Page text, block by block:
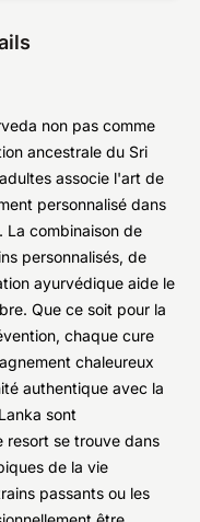
non pas comme
ancestrale du Sri
associe l'art de
personnalisé dans
La combinaison de
personnalisés, de
ayurvédique aide le
Que ce soit pour la
chaque cure
chaleureux
authentique avec la
sont
resort se trouve dans
de la vie
passants ou les